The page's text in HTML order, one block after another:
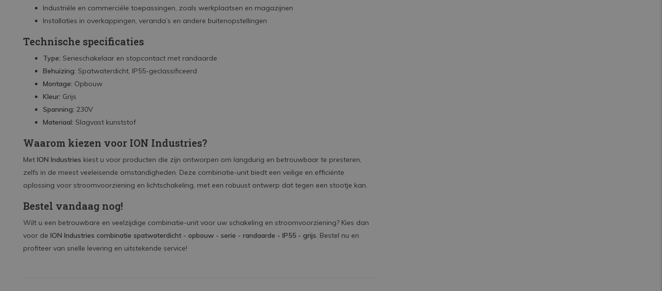
Industriële en commerciële toepassingen, zoals werkplaatsen en magazijnen
Installaties in overkappingen, veranda’s en andere buitenopstellingen
Technische specificaties
Type: Serieschakelaar en stopcontact met randaarde
Behuizing: Spatwaterdicht, IP55-geclassificeerd
Montage: Opbouw
Kleur: Grijs
Spanning: 230V
Materiaal: Slagvast kunststof
Waarom kiezen voor ION Industries?
Met ION Industries kiest u voor producten die zijn ontworpen om langdurig en betrouwbaar te presteren,
zelfs in de meest veeleisende omstandigheden. Deze combinatie-unit biedt een veilige en efficiënte
oplossing voor stroomvoorziening en lichtschakeling, met een robuust ontwerp dat tegen een stootje kan.
Bestel vandaag nog!
Wilt u een betrouwbare en veelzijdige combinatie-unit voor uw schakeling en stroomvoorziening? Kies dan
voor de ION Industries combinatie spatwaterdicht - opbouw - serie - randaarde - IP55 - grijs. Bestel nu en
profiteer van snelle levering en uitstekende service!